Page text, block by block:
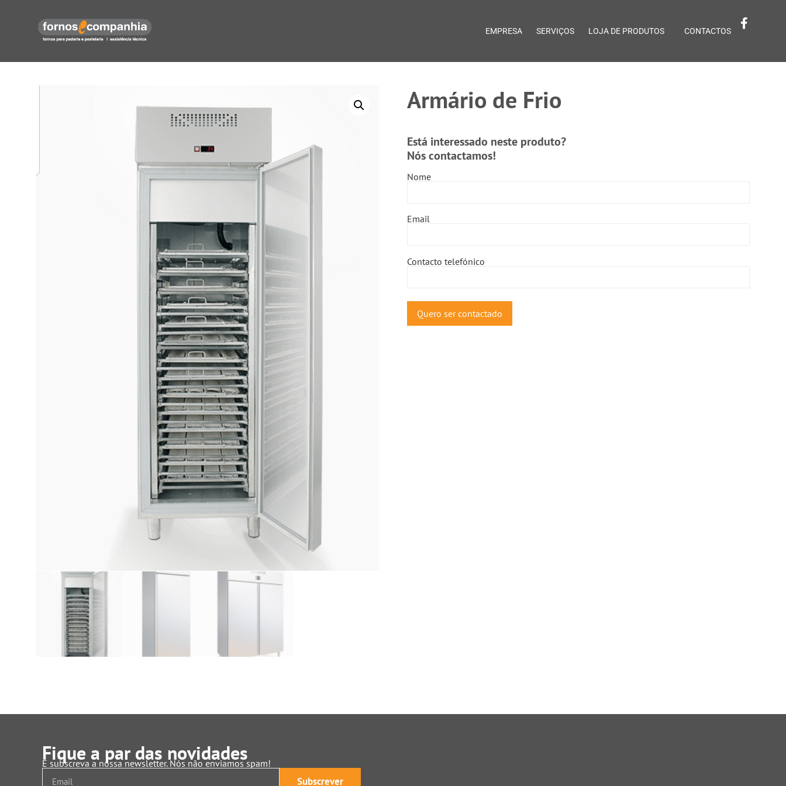
EMPRESA SERVIÇOS LOJA DE PRODUTOS CONTACTOS
Armário de Frio
Está interessado neste produto?
Nós contactamos!
Nome
Email
Contacto telefónico
Fique a par das novidades
E subscreva a nossa newsletter. Nós não enviamos spam!
Subscrever